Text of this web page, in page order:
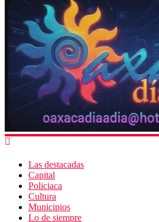
Las destacadas
Capital
Policiaca
Cultura
Municipios
Lo de siempre